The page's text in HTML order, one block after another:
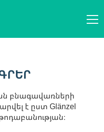
ՀԱՐՑԵՐ
ԾՐԱԳՐԵՐ
ԻՐԱԴԱՐՁՈՒԹՅՈՒՆՆԵՐ
ԱՋԱԿՑԻՐ ՄԵԶ
ԿԱՊ ՄԵԶ ՀԵՏ
բնագավառների
է ըստ Glänzel